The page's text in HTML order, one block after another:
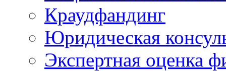
Краудфандинг
Юридическая
Экспертная оценка